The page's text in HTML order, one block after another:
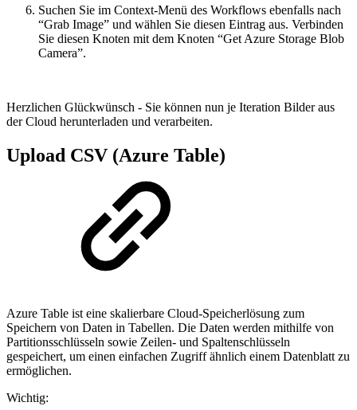
Suchen Sie im Context-Menü des Workflows ebenfalls nach
“Grab Image” und wählen Sie diesen Eintrag aus. Verbinden
Sie diesen Knoten mit dem Knoten “Get Azure Storage Blob
Camera”.
Herzlichen Glückwünsch - Sie können nun je Iteration Bilder aus
der Cloud herunterladen und verarbeiten.
Upload CSV (Azure Table)
Azure Table ist eine skalierbare Cloud-Speicherlösung zum
Speichern von Daten in Tabellen. Die Daten werden mithilfe von
Partitionsschlüsseln sowie Zeilen- und Spaltenschlüsseln
gespeichert, um einen einfachen Zugriff ähnlich einem Datenblatt zu
ermöglichen.
Wichtig: